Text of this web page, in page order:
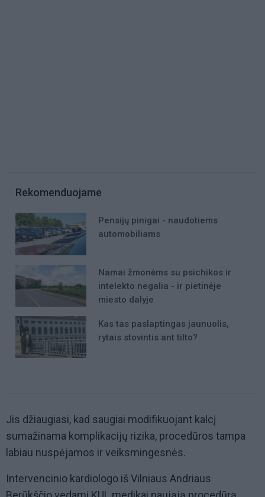
Rekomenduojame
Pensijų pinigai - naudotiems
automobiliams
Namai žmonėms su psichikos ir
intelekto negalia - ir pietinėje
miesto dalyje
Kas tas paslaptingas jaunuolis,
rytais stovintis ant tilto?
Jis džiaugiasi, kad saugiai modifikuojant kalcį
sumažinama komplikacijų rizika, procedūros tampa
labiau nuspėjamos ir veiksmingesnės.
Intervencinio kardiologo iš Vilniaus Andriaus